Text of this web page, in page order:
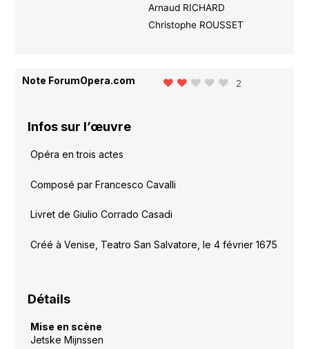
Arnaud RICHARD
Christophe ROUSSET
Note ForumOpera.com 2
Infos sur l’œuvre
Opéra en trois actes
Composé par Francesco Cavalli
Livret de Giulio Corrado Casadi
Créé à Venise, Teatro San Salvatore, le 4 février 1675
Détails
Mise en scène
Jetske Mijnssen